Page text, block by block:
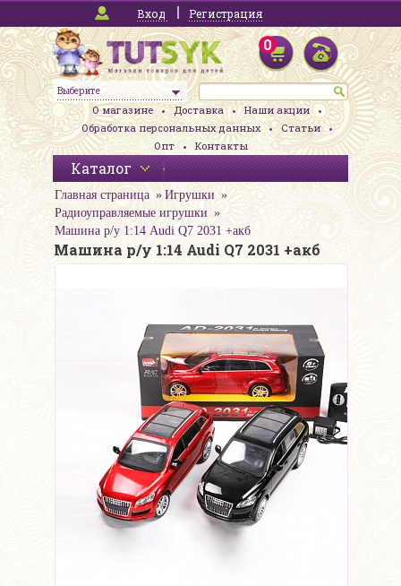
Вход Регистрация
Выберите
0
О магазине Доставка
Наши акции
Обработка персональных данных
Статьи
Опт
Контакты
Каталог
Главная страница
Игрушки
Радиоуправляемые игрушки
Машина р/у 1:14 Audi Q7 2031 +акб
Машина р/у 1:14 Audi Q7 2031 +акб